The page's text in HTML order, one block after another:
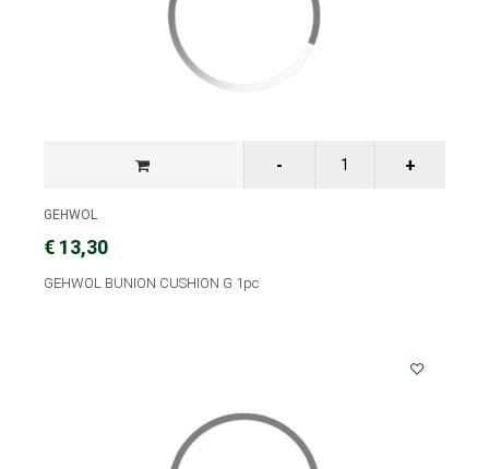
GEHWOL
€ 13,30
GEHWOL BUNION CUSHION G 1pc